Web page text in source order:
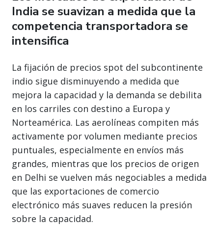
India se suavizan a medida que la
competencia transportadora se
intensifica
La fijación de precios spot del subcontinente
indio sigue disminuyendo a medida que
mejora la capacidad y la demanda se debilita
en los carriles con destino a Europa y
Norteamérica. Las aerolíneas compiten más
activamente por volumen mediante precios
puntuales, especialmente en envíos más
grandes, mientras que los precios de origen
en Delhi se vuelven más negociables a medida
que las exportaciones de comercio
electrónico más suaves reducen la presión
sobre la capacidad.